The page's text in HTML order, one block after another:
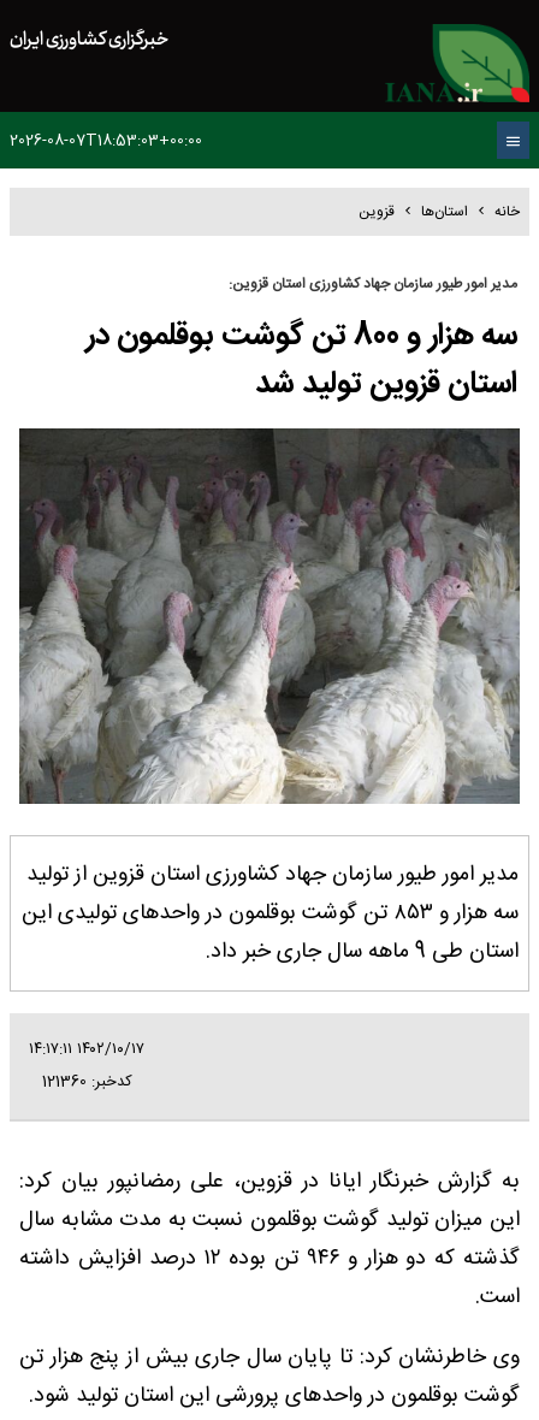
خبرگزاری کشاورزی ایران
2026-08-07T18:53:03+00:00
خانه استان‌ها قزوین
مدیر امور طیور سازمان جهاد کشاورزی استان قزوین:
سه هزار و 800 تن گوشت بوقلمون در
استان قزوین تولید شد
مدیر امور طیور سازمان جهاد کشاورزی استان قزوین از تولید
سه هزار و ۸۵۳ تن گوشت بوقلمون در واحدهای تولیدی این
استان طی 9 ماهه سال جاری خبر داد.
۱۴۰۲/۱۰/۱۷ ۱۴:۱۷:۱۱
کدخبر: 121360
به گزارش خبرنگار ایانا در قزوین، علی رمضانپور بیان کرد:
این میزان تولید گوشت بوقلمون نسبت به مدت مشابه سال
گذشته که دو هزار و ۹۴۶ تن بوده ۱۲ درصد افزایش داشته
است.
وی خاطرنشان کرد: تا پایان سال جاری بیش از پنج هزار تن
گوشت بوقلمون در واحدهای پرورشی این استان تولید شود.